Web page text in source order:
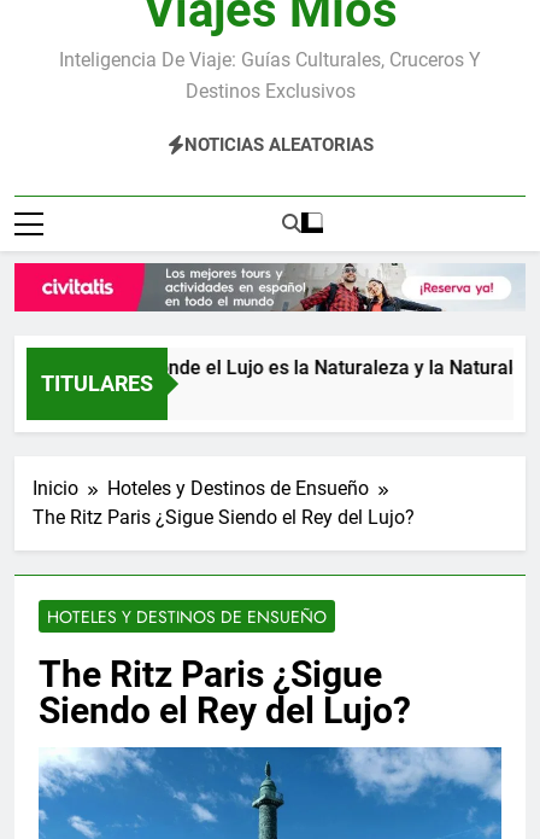
Inteligencia De Viaje: Guías Culturales, Cruceros Y
Destinos Exclusivos
NOTICIAS ALEATORIAS
TITULARES
Costa Rica: donde el Lujo es la Naturaleza y la Naturaleza
1 Día Atrás
Inicio
Hoteles y Destinos de Ensueño
The Ritz Paris ¿Sigue Siendo el Rey del Lujo?
HOTELES Y DESTINOS DE ENSUEÑO
The Ritz Paris ¿Sigue
Siendo el Rey del Lujo?